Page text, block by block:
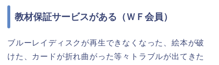
教材保証サービスがある（ＷＦ会員）
ブルーレイディスクが再生できなくなった、絵本が破
けた、カードが折れ曲がった等々トラブルが出てきた